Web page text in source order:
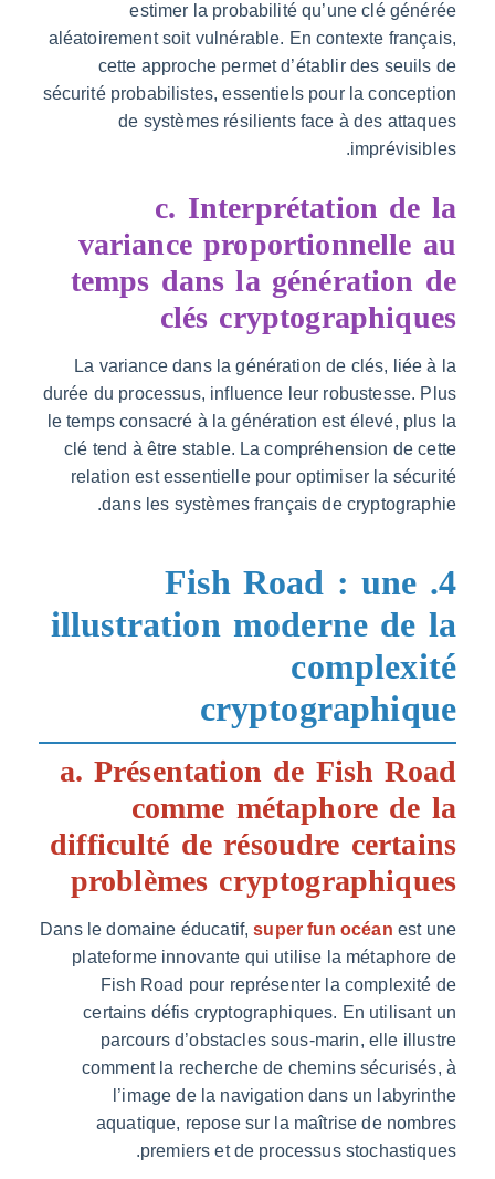
estimer la probabilité qu’une clé
aléatoirement soit vulnérable. En contexte
cette approche permet d’établir des
sécurité probabilistes, essentiels pour la
de systèmes résilients face à des
c. Interprétation
variance
temps dans la
clés
La variance dans la génération de clés,
durée du processus, influence leur
le temps consacré à la génération est élevé,
clé tend à être stable. La compréhension
relation est essentielle pour optimiser la
dans les systèmes français de
4. Fish Road :
illustration moderne
a. Présentation de Fish
comme métaphore
difficulté de résoudre
problèmes
Dans le domaine éducatif,super fun océan
plateforme innovante qui utilise la
Fish Road pour représenter la
certains défis cryptographiques. En
parcours d’obstacles sous-marin, elle
comment la recherche de chemins
l’image de la navigation dans un
aquatique, repose sur la maîtrise de
premiers et de processus